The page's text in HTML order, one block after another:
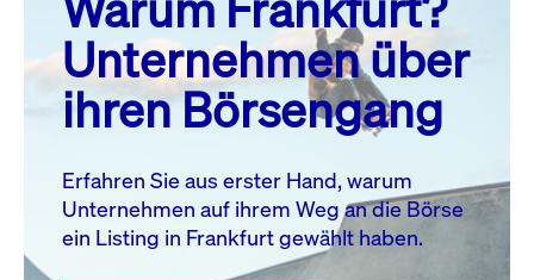
MO. DI. MI. DO. FR. SA. SO.
1
2
3
4 5 6 7 8
10 11 13 14
17
18 19 20 21 22
23
27 28
Unternehmen über
ihren Börsengang
Erfahren Sie aus erster Hand, warum
Unternehmen auf ihrem Weg an die Börse
ein Listing in Frankfurt gewählt haben.